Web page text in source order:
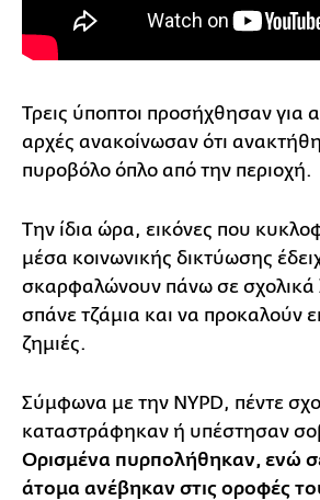
Τρεις ύποπτοι προσήχθησαν για
αρχές ανακοίνωσαν ότι
πυροβόλο όπλο από την περιοχή.
Την ίδια ώρα, εικόνες που
μέσα κοινωνικής δικτύωσης
σκαρφαλώνουν πάνω σε σχολικά
σπάνε τζάμια και να προκαλούν
ζημιές.
Σύμφωνα με την NYPD, πέντε
καταστράφηκαν ή υπέστησαν
Ορισμένα πυρπολήθηκαν, ενώ
άτομα ανέβηκαν στις οροφές